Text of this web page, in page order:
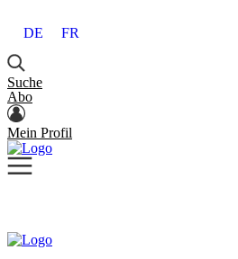
DE FR
Suche
Abo
Mein Profil